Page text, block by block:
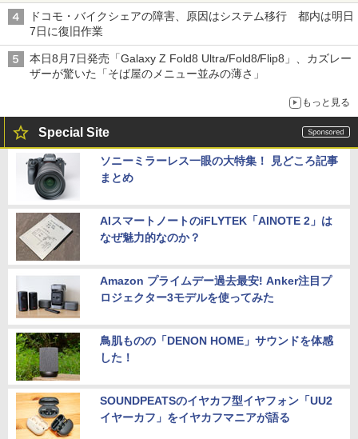
ドコモ・バイクシェアの障害、原因はシステム移行 都内は明日
7日に復旧作業
本日8月7日発売「Galaxy Z Fold8 Ultra/Fold8/Flip8」、カズレー
ザーが驚いた「そば屋のメニュー並みの薄さ」
もっと見る
Special Site
ソニーミラーレス一眼の大特集！ 見どころ記事
まとめ
AIスマートノートのiFLYTEK「AINOTE 2」は
なぜ魅力的なのか？
Amazon プライムデー過去最安! Anker注目プ
ロジェクター3モデルを使ってみた
鳥肌ものの「DENON HOME」サウンドを体感
した！
SOUNDPEATSのイヤカフ型イヤフォン「UU2
イヤーカフ」をイヤカフマニアが語る